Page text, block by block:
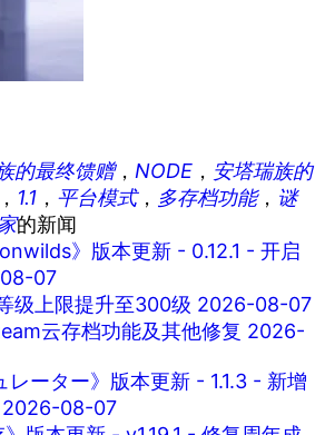
的最终馈赠， NODE ， 安塔瑞族的
1.1 ， 平台模式， 多存档功能， 谜
的新闻
》版本更新 - 0.12.1 - 开启
07
级上限提升至300级 2026-08-07
云存档功能及其他修复 2026-
レーター》版本更新 - 1.1.3 - 新增
2026-08-07